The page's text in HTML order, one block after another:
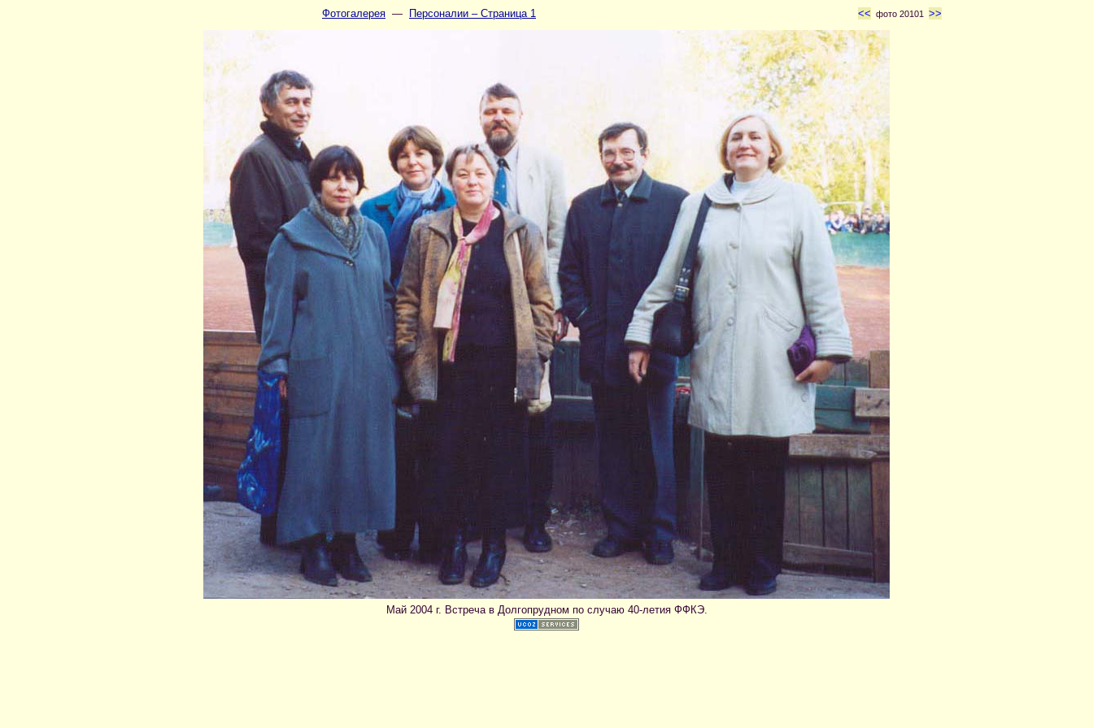
Фотогалерея — Персоналии – Страница 1 << фото 20101 >>
Май 2004 г. Встреча в Долгопрудном по случаю 40-летия ФФКЭ.